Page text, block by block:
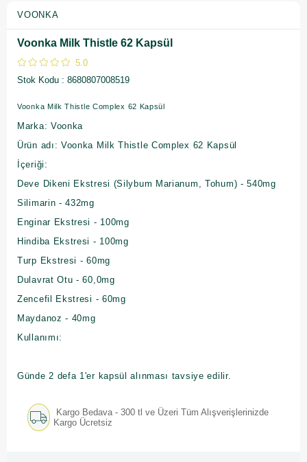
VOONKA
Voonka Milk Thistle 62 Kapsül
5.0
Stok Kodu
8680807008519
Voonka Milk Thistle Complex 62 Kapsül
Marka: Voonka
Ürün adı: Voonka Milk Thistle Complex 62 Kapsül
İçeriği:
Deve Dikeni Ekstresi (Silybum Marianum, Tohum) - 540mg
Silimarin - 432mg
Enginar Ekstresi - 100mg
Hindiba Ekstresi - 100mg
Turp Ekstresi - 60mg
Dulavrat Otu - 60,0mg
Zencefil Ekstresi - 60mg
Maydanoz - 40mg
Kullanımı:
Günde 2 defa 1'er kapsül alınması tavsiye edilir.
Kargo Bedava - 300 tl ve Üzeri Tüm Alışverişlerinizde
Kargo Ücretsiz